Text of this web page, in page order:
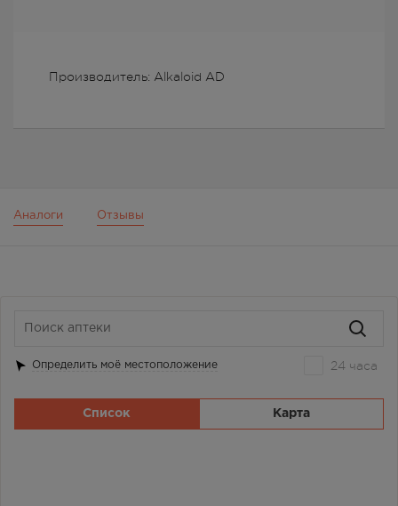
Производитель: Alkaloid AD
Аналоги Отзывы
Определить моё местоположение 24 часа
Список Карта